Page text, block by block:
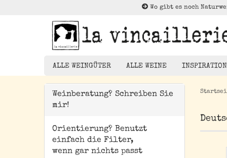
Wo gibt es noch
ALLE WEINGÜTER ALLE WEINE
Weißwein
Rosé
Orangewein
INSPIRATION
Weinberatung? Schreiben Sie
mir!
Orientierung? Benutzt
einfach die Filter,
wenn gar nichts passt